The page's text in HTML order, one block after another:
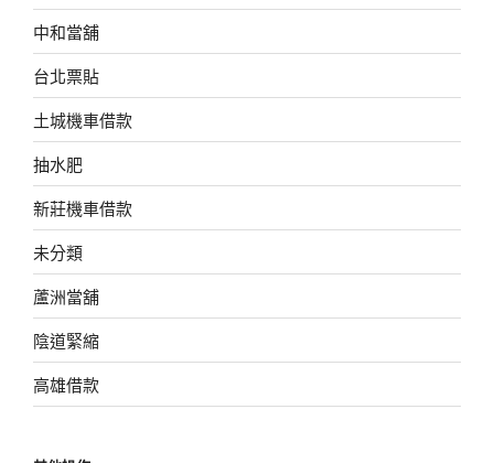
中和當舖
台北票貼
土城機車借款
抽水肥
新莊機車借款
未分類
蘆洲當舖
陰道緊縮
高雄借款